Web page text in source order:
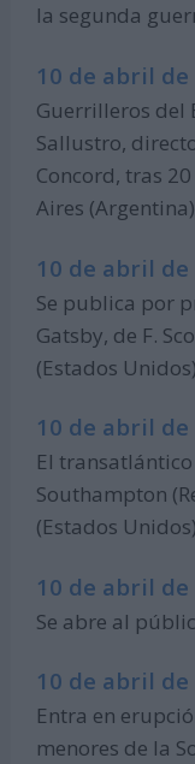
la segunda
10 de abril de
Guerrilleros del
Sallustro,
Concord, tras
Aires
10 de abril de
Se publica por
Gatsby, de F.
(Estados
10 de abril de
El
Southampton
(Estados
10 de abril de
Se abre al
10 de abril de
Entra en
menores de la